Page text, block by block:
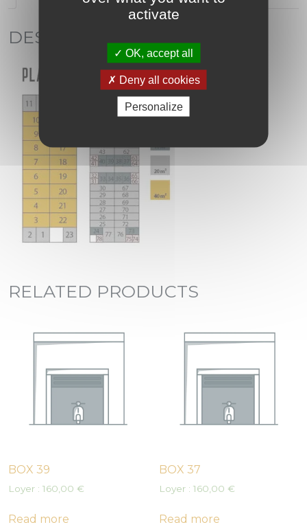
DESCRIPTION
RELATED PRODUCTS
BOX 39
Loyer : 160,00 €
Read more
BOX 37
Loyer :160,00€
Read more
activate
OK, accept all
Deny all cookies
Personalize